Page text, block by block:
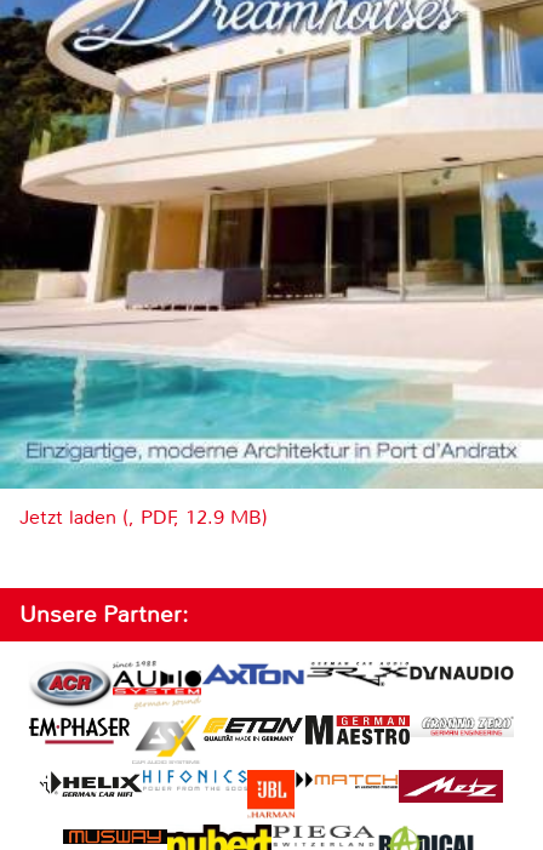
Jetzt laden (, PDF, 12.9 MB)
Unsere Partner: